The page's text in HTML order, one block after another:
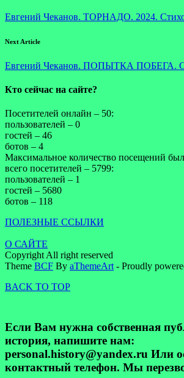
Евгений Чеканов. ТОРНАДО. 2024.
Next Article
Евгений Чеканов. ПОПЫТКА ПОБЕГА.
Кто сейчас на сайте?
Посетителей онлайн – 50:
пользователей – 0
гостей – 46
ботов – 4
Максимальное количество посещений
всего посетителей – 5799:
пользователей – 1
гостей – 5680
ботов – 118
ПОЛЕЗНЫЕ ССЫЛКИ
О САЙТЕ
Copyright All right reserved
Theme BCF By aThemeArt - Proudly
BACK TO TOP
Если Вам нужна собственная
история, напишите нам:
personal.history@yandex.ru Или
контактный телефон. Мы